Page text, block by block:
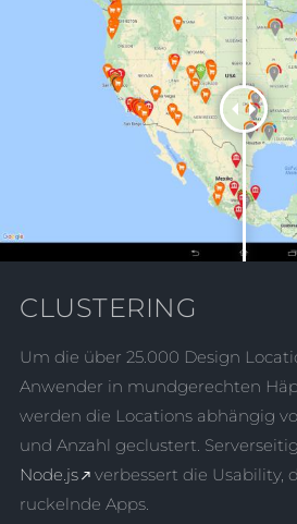
CLUSTERING
Um die über 25.000 Design
Anwender in mundgerechten
werden die Locations abhängig
und Anzahl geclustert.
Node.js
verbessert die Usability,
ruckelnde Apps.